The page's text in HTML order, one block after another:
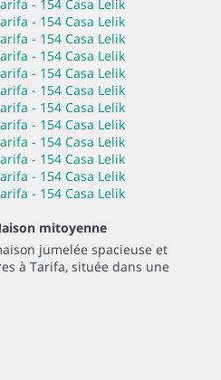
mitoyenne
jumelée spacieuse et
à Tarifa, située dans une